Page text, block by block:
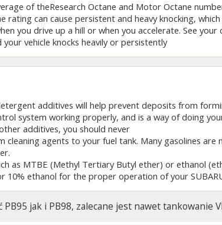
of theResearch Octane and Motor Octane
rating can cause persistent and heavy knocking,
you drive up a hill or when you accelerate. See
vehicle knocks heavily or persistently
additives will help prevent deposits from
system working properly, and is a way of doing
additives, you should never
cleaning agents to your fuel tank. Many gasolines
as MTBE (Methyl Tertiary Butyl ether) or ethanol
10% ethanol for the proper operation of your
PB95 jak i PB98, zalecane jest nawet